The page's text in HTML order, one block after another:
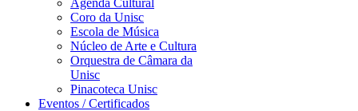
Agenda Cultural
Coro da Unisc
Escola de Música
Núcleo de Arte e Cultura
Orquestra de Câmara da
Unisc
Pinacoteca Unisc
Eventos / Certificados